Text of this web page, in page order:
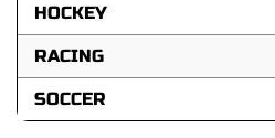
HOCKEY
RACING
SOCCER